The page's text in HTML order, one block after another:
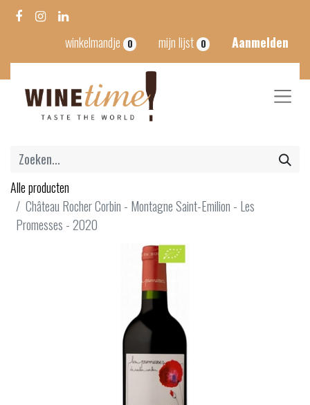
winkelmandje 0 mijn lijst 0 Aanmelden
Alle producten
Château Rocher Corbin - Montagne Saint-Emilion - Les
Promesses - 2020